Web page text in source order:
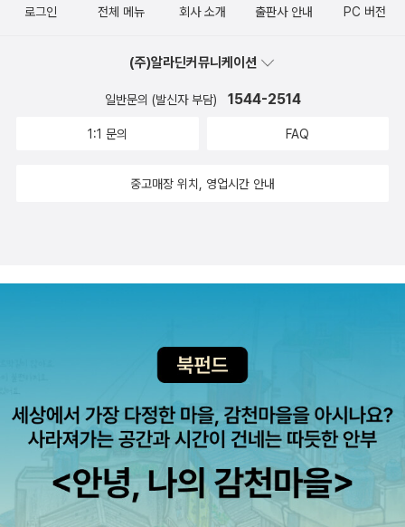
의 책을 읽다가 좋아서 이 책도 구입. 출판일은 좀 지났으나 구입. 도
프라인에서 시지을 구입. 멋진 그림책들 요리책 이쁜 엽
서를 구매했다... ^^ ;; 읽고 정리한책 읽고 정리. 표지만
봐도 배부른 책들.. 사은품의 노예..... 책정가제 실시후 구입이 뜸할
되는데, 사은품 때문에 구입하게 된 책. ^^ 책선물로 구입 나를
로그인 전체 메뉴 회사 소개 출판사 안내 PC 버전
(주)알라딘커뮤니케이션
일반문의 (발신자 부담) 1544-2514
1:1 문의 FAQ
중고매장 위치, 영업시간 안내